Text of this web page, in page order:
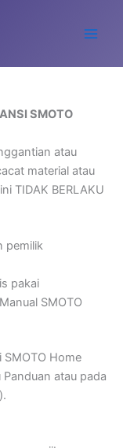
SMOTO
atau
material atau
TIDAK BERLAKU
pemilik
pakai
SMOTO
Home
atau pada